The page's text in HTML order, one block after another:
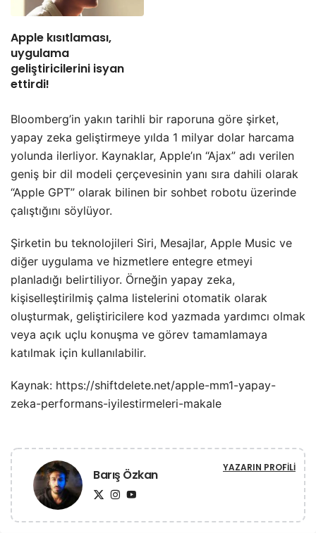
Apple kısıtlaması,
uygulama
geliştiricilerini isyan
ettirdi!
Bloomberg’in yakın tarihli bir raporuna göre şirket,
yapay zeka geliştirmeye yılda 1 milyar dolar harcama
yolunda ilerliyor. Kaynaklar, Apple’ın “Ajax” adı verilen
geniş bir dil modeli çerçevesinin yanı sıra dahili olarak
“Apple GPT” olarak bilinen bir sohbet robotu üzerinde
çalıştığını söylüyor.
Şirketin bu teknolojileri Siri, Mesajlar, Apple Music ve
diğer uygulama ve hizmetlere entegre etmeyi
planladığı belirtiliyor. Örneğin yapay zeka,
kişiselleştirilmiş çalma listelerini otomatik olarak
oluşturmak, geliştiricilere kod yazmada yardımcı olmak
veya açık uçlu konuşma ve görev tamamlamaya
katılmak için kullanılabilir.
Kaynak: https://shiftdelete.net/apple-mm1-yapay-
zeka-performans-iyilestirmeleri-makale
Barış Özkan YAZARIN PROFILI